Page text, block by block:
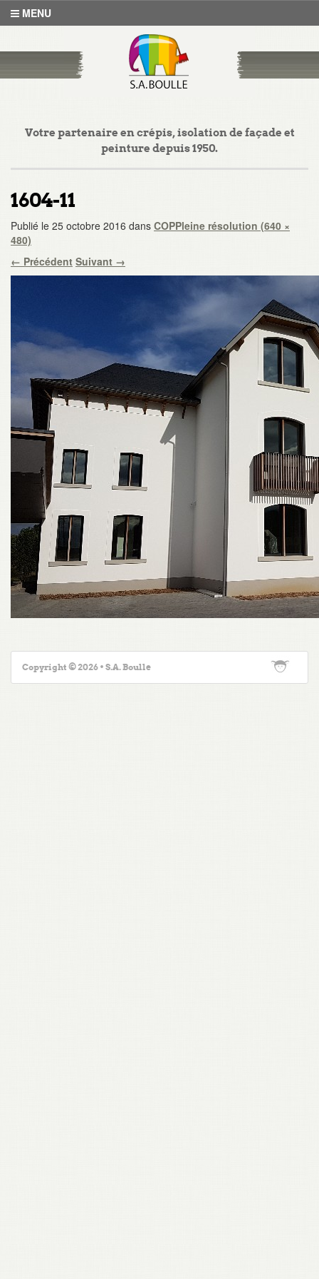
MENU
Votre partenaire en crépis, isolation de façade et
peinture depuis 1950.
1604-11
Publié le 25 octobre 2016 dans COPPleine résolution (640 ×
480)
← Précédent Suivant →
Copyright © 2026 • S.A. Boulle